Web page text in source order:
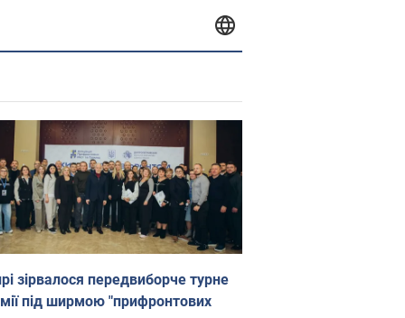
зірвалося передвиборче турне
під ширмою "прифронтових